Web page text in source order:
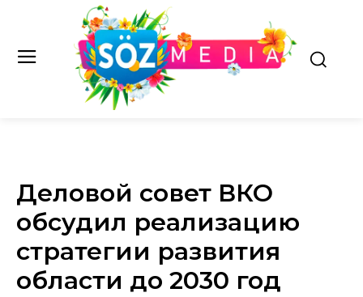
Деловой совет ВКО
обсудил реализацию
стратегии развития
области до 2030 год